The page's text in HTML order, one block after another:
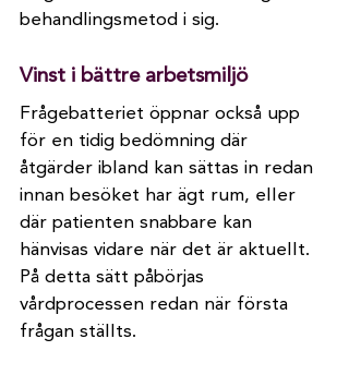
behandlingsmetod i sig.
Vinst i bättre arbetsmiljö
Frågebatteriet öppnar också upp
för en tidig bedömning där
åtgärder ibland kan sättas in redan
innan besöket har ägt rum, eller
där patienten snabbare kan
hänvisas vidare när det är aktuellt.
På detta sätt påbörjas
vårdprocessen redan när första
frågan ställts.